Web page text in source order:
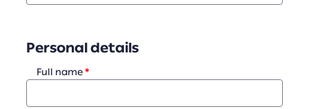
Personal details
Full name